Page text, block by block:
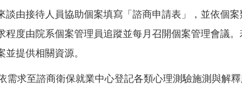
談由接待人員協助個案填寫「諮商申請表」，並依個案
程度由院系個案管理員追蹤並每月召開個案管理會議
提供相關資源。
需求至諮商衛保就業中心登記各類心理測驗施測與解